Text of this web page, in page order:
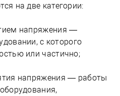
на две категории:
напряжения —
с которого
или частично;
напряжения — работы